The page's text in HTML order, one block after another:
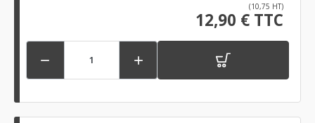
(10,75 HT)
12,90 € TTC
 